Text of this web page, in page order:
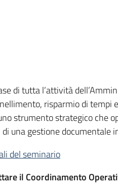
di tutta l’attività
risparmio di tempi
strumento strategico
una gestione
del seminario
il Coordinamento